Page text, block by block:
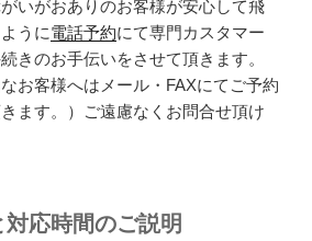
いがおありのお客様が安心して飛
うに電話予約にて専門カスタマー
きのお手伝いをさせて頂きます。
なお客様へはメール・FAXにてご予約
ます。）ご遠慮なくお問合せ頂け
応時間のご説明